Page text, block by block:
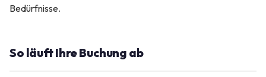
Bedürfnisse.
So läuft Ihre Buchung ab